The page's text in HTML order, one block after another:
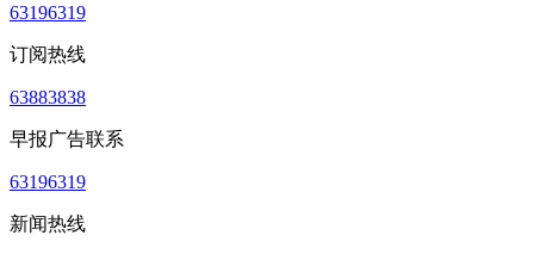
63196319
订阅热线
63883838
早报广告联系
63196319
新闻热线